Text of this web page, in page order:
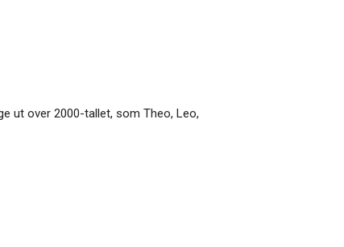
ut over 2000-tallet, som Theo, Leo,